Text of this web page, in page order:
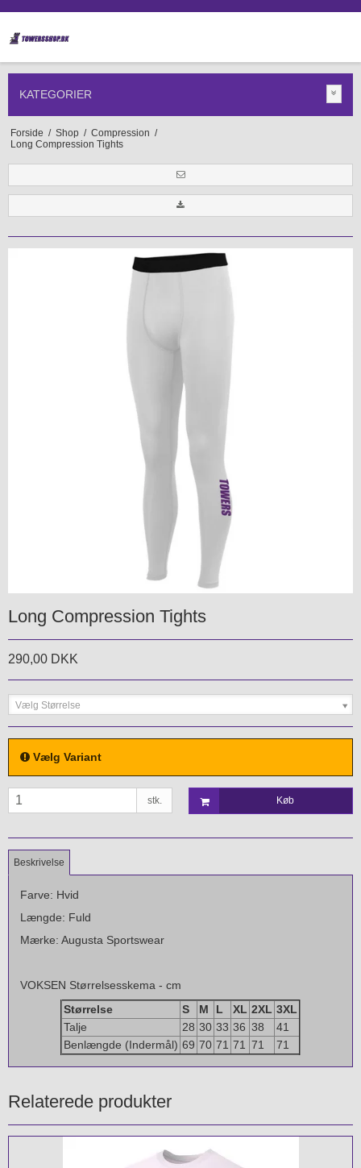
KATEGORIER
Forside / Shop / Compression /
Long Compression Tights
Long Compression Tights
290,00 DKK
Vælg Størrelse
Vælg Variant
stk. Køb
Beskrivelse
Farve: Hvid
Længde: Fuld
Mærke: Augusta Sportswear
VOKSEN Størrelsesskema - cm
Størrelse
S M L XL 2XL 3XL
Talje
28 30 33 36 38
41
Benlængde (Indermål) 69 70 71 71 71 71
Relaterede produkter